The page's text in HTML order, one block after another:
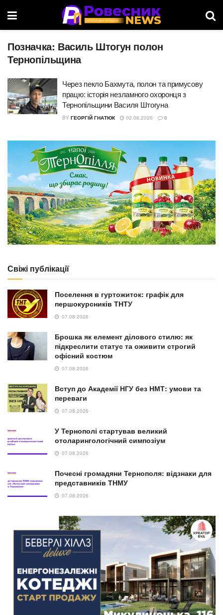
Позначка: Василь Штогун полон
Тернопільщина
Через пекло Бахмута, полон та примусову
працю: історія незламного охоронця з
Тернопільщини Василя Штогуна
BY ГЕОРГІЙ ГНАТЮК 02.06.2026 0
Свіжі публікації
Поселення в гуртожиток: графік для
першокурсників ТНТУ
07.08.2026
Брошка як елемент ділового стилю: як
підкреслити статус та оживити строгий
офісний костюм
07.08.2026
Вступ до Академії НГУ без НМТ: умови та
переваги
07.08.2026
У Тернополі стартував великий
отоларингологічний симпозіум
07.08.2026
Почесні громадяни Тернополя: відзнаки для
представників ТНМУ
07.08.2026